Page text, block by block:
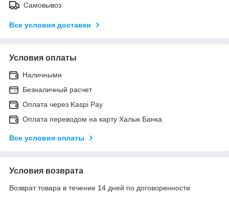
Самовывоз
Все условия доставки
Условия оплаты
Наличными
Безналичный расчет
Оплата через Kaspi Pay
Оплата переводом на карту Халык Банка
Все условия оплаты
Условия возврата
Возврат товара в течение 14 дней по договоренности